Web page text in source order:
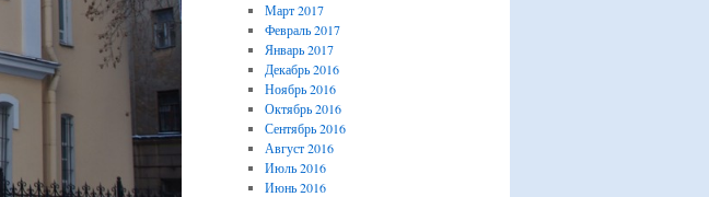
Март 2017
Февраль 2017
Январь 2017
Декабрь 2016
Ноябрь 2016
Октябрь 2016
Сентябрь 2016
Август 2016
Июль 2016
Июнь 2016